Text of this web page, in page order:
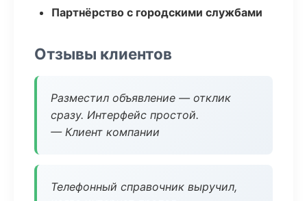
Партнёрство с городскими службами
Отзывы клиентов
Разместил объявление — отклик
сразу. Интерфейс простой.
— Клиент компании
Телефонный справочник выручил,